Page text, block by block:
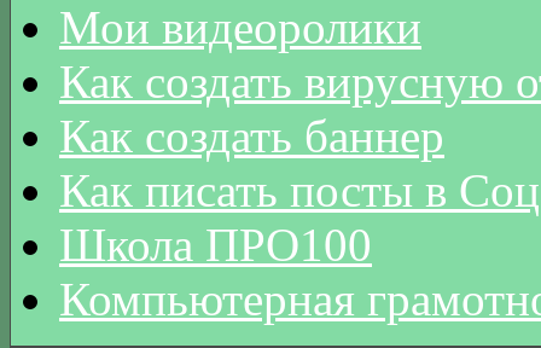
Мои видеоролики
Как создать вирусную
Как создать баннер
Как писать посты в
Школа ПРО100
Компьютерная